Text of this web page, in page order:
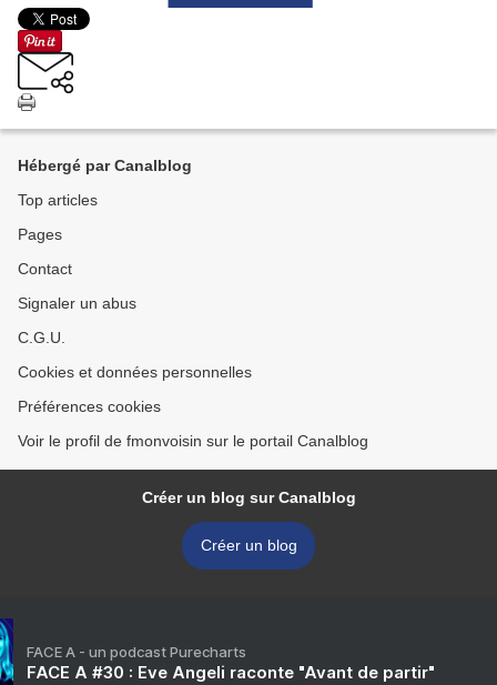
Hébergé par Canalblog
Top articles
Pages
Contact
Signaler un abus
C.G.U.
Cookies et données personnelles
Préférences cookies
Voir le profil de fmonvoisin sur le portail Canalblog
Créer un blog sur Canalblog
Créer un blog
FACE A - un podcast Purecharts
FACE A #30 : Eve Angeli raconte "Avant de partir"